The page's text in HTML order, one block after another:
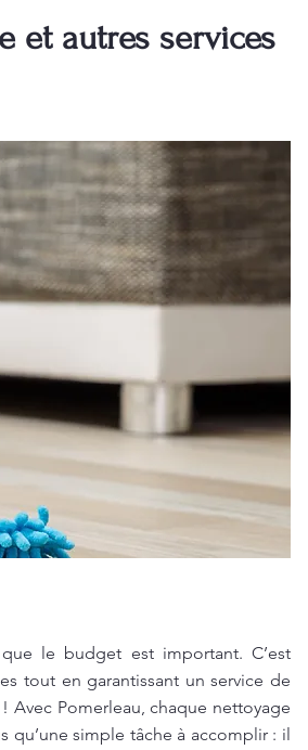
et autres services
le budget est important. C’est
tout en garantissant un service de
Pomerleau, chaque nettoyage
qu’une simple tâche à accomplir : il